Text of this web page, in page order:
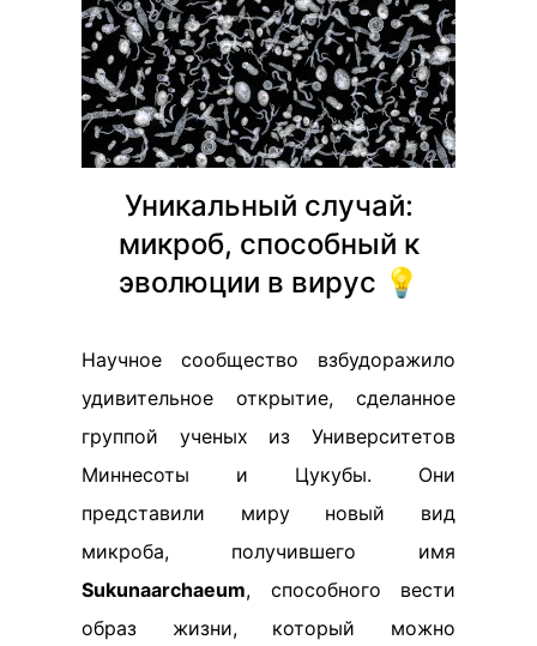
Уникальный случай:
микроб, способный к
эволюции в вирус 💡
Научное сообщество взбудоражило
удивительное открытие, сделанное
группой ученых из Университетов
Миннесоты и Цукубы. Они
представили миру новый вид
микроба, получившего имя
Sukunaarchaeum, способного вести
образ жизни, который можно